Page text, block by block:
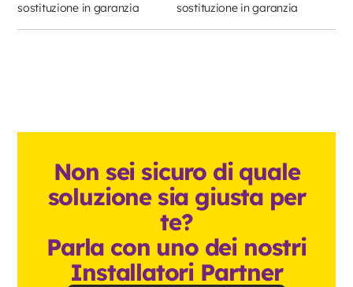
sostituzione in garanzia
sostituzione in garanzia
Non sei sicuro di quale
soluzione sia giusta per
te?
Parla con uno dei nostri
Installatori Partner